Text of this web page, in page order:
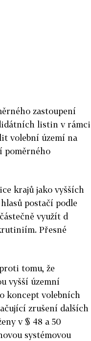
zastoupení
listin v rámci
volební území na
poměrného
krajů jako vyšších
postačí podle
využít d
Přesné
tomu, že
vyšší územní
koncept volebních
zrušení dalších
v § 48 a 50
systémovou